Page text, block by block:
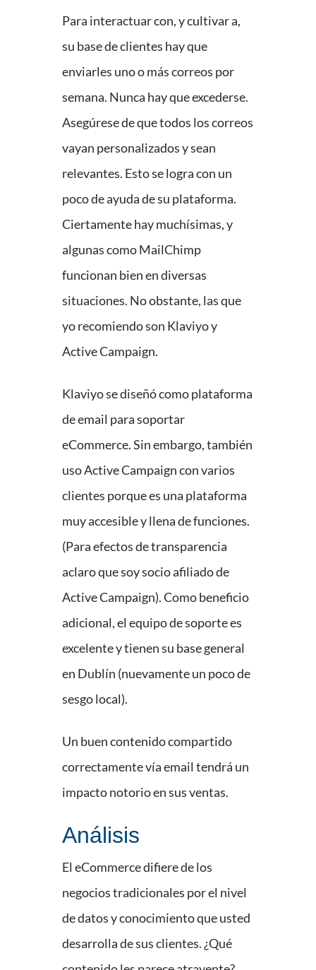
Para interactuar con, y cultivar a,
su base de clientes hay que
enviarles uno o más correos por
semana. Nunca hay que excederse.
Asegúrese de que todos los correos
vayan personalizados y sean
relevantes. Esto se logra con un
poco de ayuda de su plataforma.
Ciertamente hay muchísimas, y
algunas como MailChimp
funcionan bien en diversas
situaciones. No obstante, las que
yo recomiendo son Klaviyo y
Active Campaign.
Klaviyo se diseñó como plataforma
de email para soportar
eCommerce. Sin embargo, también
uso Active Campaign con varios
clientes porque es una plataforma
muy accesible y llena de funciones.
(Para efectos de transparencia
aclaro que soy socio afiliado de
Active Campaign). Como beneficio
adicional, el equipo de soporte es
excelente y tienen su base general
en Dublín (nuevamente un poco de
sesgo local).
Un buen contenido compartido
correctamente vía email tendrá un
impacto notorio en sus ventas.
Análisis
El eCommerce difiere de los
negocios tradicionales por el nivel
de datos y conocimiento que usted
desarrolla de sus clientes. ¿Qué